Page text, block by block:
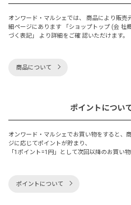
オンワード・マルシェでは、 商品により販売
細ページにあります 「ショップトップ (会 社
づく表記」 より詳細をご確 認いただけます。
商品について
ポイントについ
オンワード・マルシェでお買い物をすると、
ジに応じてポイントが貯まり、
「1ポイント=1円」として次回以降のお買い
ポイントについて